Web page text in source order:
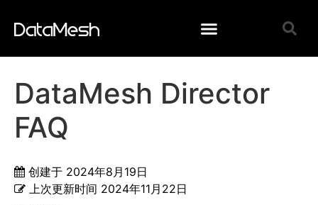
DataMesh Director
FAQ
创建于 2024年8月19日
上次更新时间 2024年11月22日